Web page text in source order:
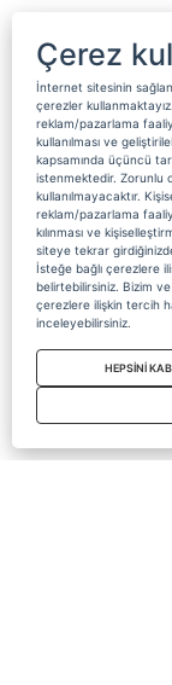
Çerez
İnternet sitesinin
çerezler
reklam/pazarlama
kullanılması ve
kapsamında üçüncü
istenmektedir. Zorunlu
kullanılmayacaktır.
reklam/pazarlama
kılınması ve
siteye tekrar
İsteğe bağlı çerezlere
belirtebilirsiniz. Bizim ve
çerezlere ilişkin tercih
inceleyebilirsiniz.
HEPSİNİ